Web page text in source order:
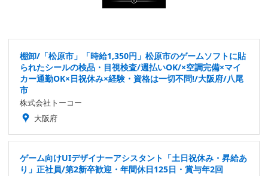
棚卸/「松原市」「時給1,350円」松原市のゲームソフトに貼
られたシールの検品・目視検査/週払いOK/×空調完備×マイ
カー通勤OK×日祝休み×経験・資格は一切不問!/大阪府/八尾
市
株式会社トーコー
大阪府
ゲーム向けUIデザイナーアシスタント「土日祝休み・昇給あ
り」正社員/第2新卒歓迎・年間休日125日・賞与年2回